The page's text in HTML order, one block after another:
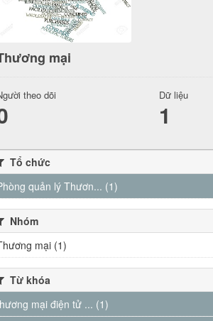
mại
theo dõi Dữ liệu
1
Tổ chức
quản lý Thươn... (1)
Nhóm
mại (1)
Từ khóa
mại điện tử ... (1)